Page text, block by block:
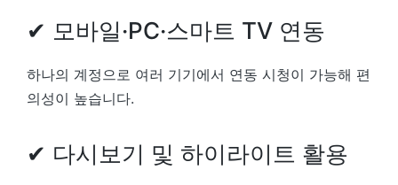
✔ 모바일·PC·스마트 TV 연동
하나의 계정으로 여러 기기에서 연동 시청이 가능해 편
의성이 높습니다.
✔ 다시보기 및 하이라이트 활용